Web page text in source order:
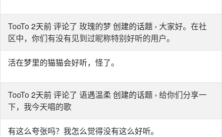
TooTo 2天前 评论了 玫瑰的梦创建的话题 › 大家好。在社
区中，你们有没有见到过昵称特别好听的用户。
活在梦里的猫猫会好听，怪了。
TooTo 2天前 评论了 语遇温柔创建的话题 › 给你们分享一
下，我今天唱的歌
有这么夸张吗？我怎么觉得没有这么好听。